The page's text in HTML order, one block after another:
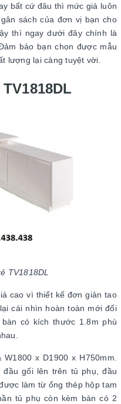
bất cứ đâu thì mức giá luôn
sách của đơn vị bạn cho
thì ngay dưới đây chính là
bảo bạn chọn được mẫu
lượng lại càng tuyệt vời.
TV1818DL
cao vì thiết kế đơn giản tao
cái nhìn hoàn toàn mới đối
có kích thước 1.8m phù
x D1900 x H750mm.
gối lên trên tủ phụ, đầu
làm từ ống thép hộp tam
tủ phụ còn kèm bàn có 2